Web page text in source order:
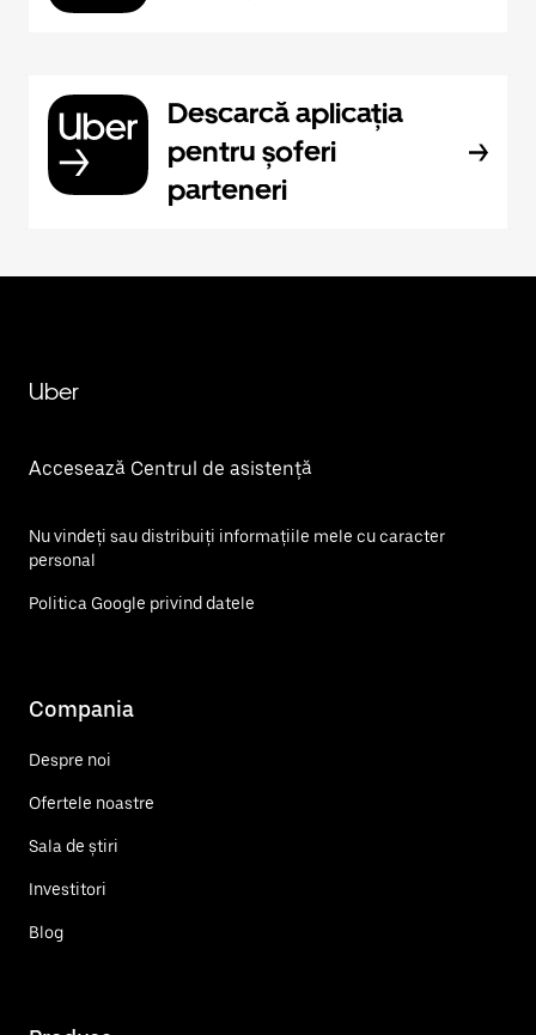
Descarcă aplicația
pentru șoferi
parteneri
Uber
Accesează Centrul de asistență
Nu vindeți sau distribuiți informațiile mele cu caracter
personal
Politica Google privind datele
Compania
Despre noi
Ofertele noastre
Sala de știri
Investitori
Blog